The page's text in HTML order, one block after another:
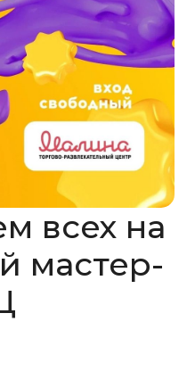
всех на
мастер-